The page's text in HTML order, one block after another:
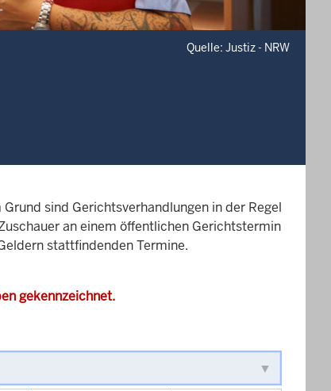
Quelle: Justiz - NRW
sind Gerichtsverhandlungen in der Regel
an einem öffentlichen Gerichtstermin
stattfindenden Termine.
gekennzeichnet.